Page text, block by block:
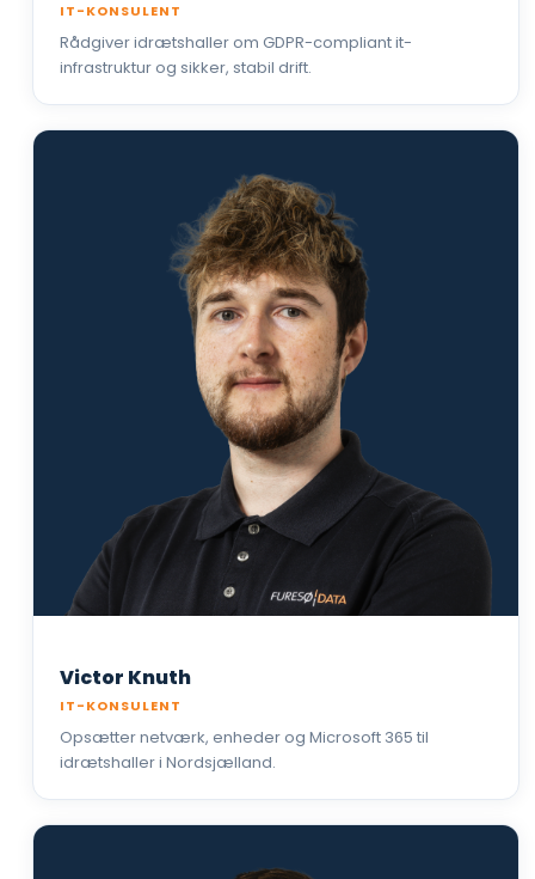
IT-KONSULENT
Rådgiver idrætshaller om GDPR-compliant it-
infrastruktur og sikker, stabil drift.
Victor Knuth
IT-KONSULENT
Opsætter netværk, enheder og Microsoft 365 til
idrætshaller i Nordsjælland.